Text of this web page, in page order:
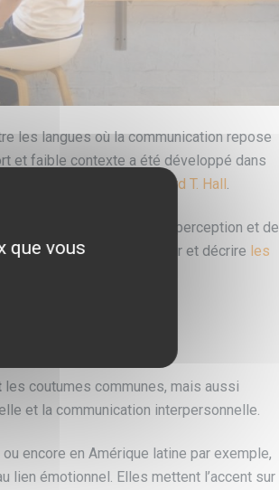
les langues où la communication repose
et faible contexte a été développé dans
Edward T. Hall.
non-verbale et de la perception et de
a tenté de mieux définir et décrire les
contexte
les coutumes communes, mais aussi
et la communication interpersonnelle.
encore en Amérique latine par exemple,
lien émotionnel. Elles mettent l’accent sur
que vous